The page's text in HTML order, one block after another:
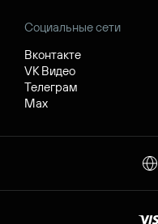
Социальные сети
Вконтакте
VK Видео
Телеграм
Max